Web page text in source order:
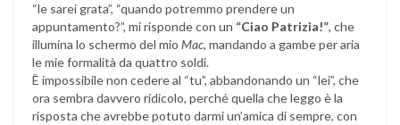
“le sarei grata”, “quando potremmo prendere un
appuntamento?”, mi risponde con un “Ciao Patrizia!”, che
illumina lo schermo del mio Mac, mandando a gambe per aria
le mie formalità da quattro soldi.
È impossibile non cedere al “tu”, abbandonando un “lei”, che
ora sembra davvero ridicolo, perché quella che leggo è la
risposta che avrebbe potuto darmi un’amica di sempre, con